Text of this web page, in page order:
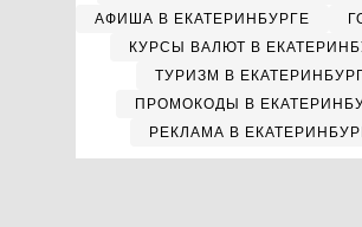
АФИША В ЕКАТЕРИНБУРГЕ
КУРСЫ ВАЛЮТ В
ТУРИЗМ В
ПРОМОКОДЫ В
РЕКЛАМА В